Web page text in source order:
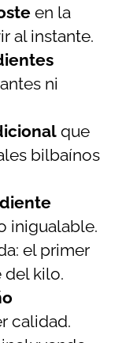
en la
al instante.
ni
que
bilbaínos
inigualable.
el primer
del kilo.
calidad.